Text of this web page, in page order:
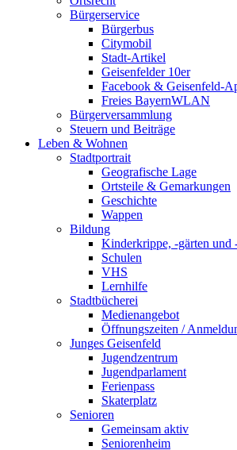
Bürgerservice
Bürgerbus
Citymobil
Stadt-Artikel
Geisenfelder 10er
Facebook & Geisenfeld-
Freies BayernWLAN
Bürgerversammlung
Steuern und Beiträge
Leben & Wohnen
Stadtportrait
Geografische Lage
Ortsteile & Gemarkungen
Geschichte
Wappen
Bildung
Kinderkrippe, -gärten und
Schulen
VHS
Lernhilfe
Stadtbücherei
Medienangebot
Öffnungszeiten /
Junges Geisenfeld
Jugendzentrum
Jugendparlament
Ferienpass
Skaterplatz
Senioren
Gemeinsam aktiv
Seniorenheim